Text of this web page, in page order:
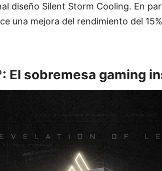
diseño Silent Storm Cooling. En
una mejora del rendimiento del
El sobremesa gaming